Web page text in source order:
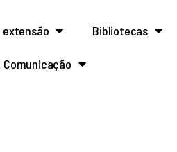
extensão Bibliotecas
Comunicação